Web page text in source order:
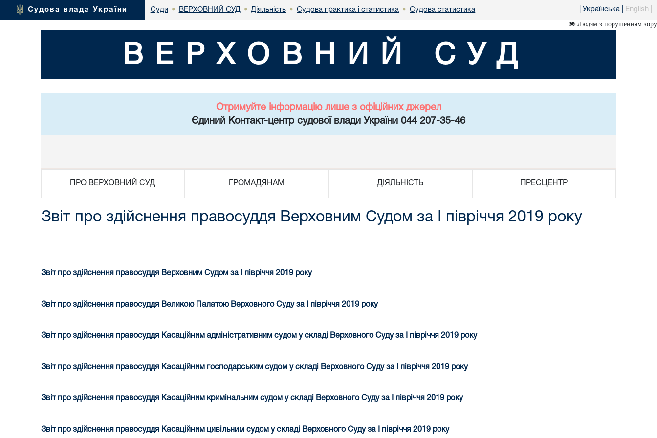
Судова влада України Суди • ВЕРХОВНИЙ СУД • Діяльність • Судова практика і статистика • Судова статистика Українська English
Людям з порушенням зору
ВЕРХОВНИЙ СУД
Отримуйте інформацію лише з офіційних джерел
Єдиний Контакт-центр судової влади України 044 207-35-46
ПРО ВЕРХОВНИЙ СУД ГРОМАДЯНАМ ДІЯЛЬНІСТЬ ПРЕСЦЕНТР
Звіт про здійснення правосуддя Верховним Судом за І півріччя 2019 року
Звіт про здійснення правосуддя Верховним Судом за І півріччя 2019 року
Звіт про здійснення правосуддя Великою Палатою Верховного Суду за І півріччя 2019 року
Звіт про здійснення правосуддя Касаційним адміністративним судом у складі Верховного Суду за І півріччя 2019 року
Звіт про здійснення правосуддя Касаційним господарським судом у складі Верховного Суду за І півріччя 2019 року
Звіт про здійснення правосуддя Касаційним кримінальним судом у складі Верховного Суду за І півріччя 2019 року
Звіт про здійснення правосуддя Касаційним цивільним судом у складі Верховного Суду за І півріччя 2019 року